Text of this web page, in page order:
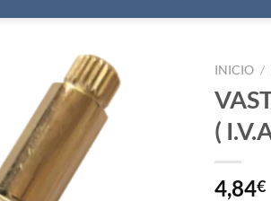
INICIO /
(
4,84€